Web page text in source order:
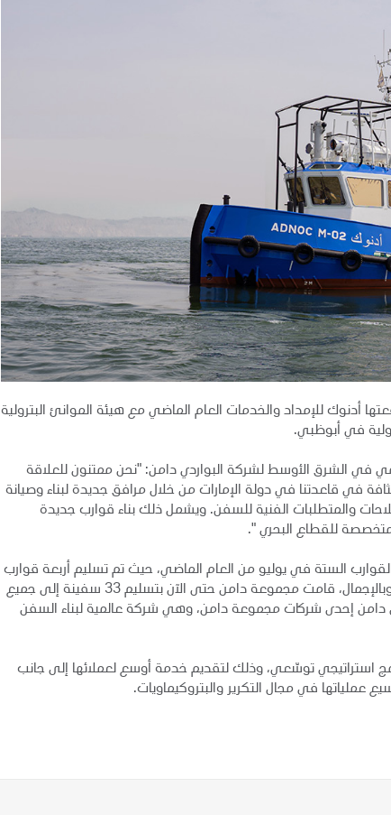
الاستحواذ اتفاقية مدتها 25 عامًا وقعتها أدنوك للإمداد والخدمات العام الماضي مع هيئة الموانئ البترولية
في أبوظبي.
في الشرق الأوسط لشركة البواردي دامن: "نحن ممتنون للعلاقة
في قاعدتنا في دولة الإمارات من خلال مرافق جديدة لبناء وصيانة
والمتطلبات الفنية للسفن. ويشمل ذلك بناء قوارب جديدة
للقطاع البحري ".
القوارب الستة في يوليو من العام الماضي، حيث تم تسليم أربعة قوارب
في مايو من هذا العام، واثنين آخرين في يونيو 2021. وبالإجمال، قامت مجموعة دامن حتى الآن بتسليم 33 سفينة إلى جميع
دامن إحدى شركات مجموعة دامن، وهي شركة عالمية لبناء السفن
استراتيجي توسّعي، وذلك لتقديم خدمة أوسع لعملائها إلى جانب
عملياتها في مجال التكرير والبتروكيماويات.